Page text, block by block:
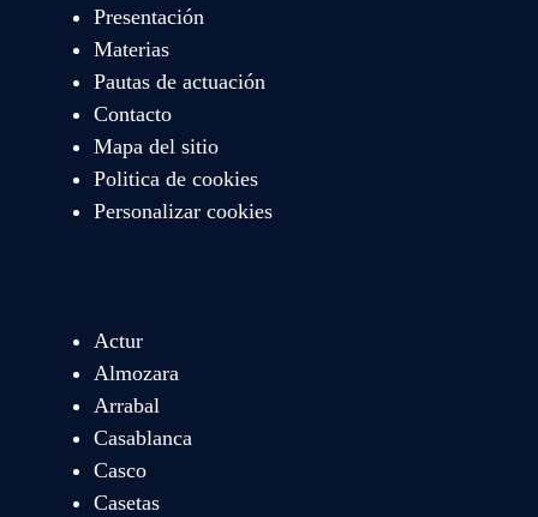
Presentación
Materias
Pautas de actuación
Contacto
Mapa del sitio
Politica de cookies
Personalizar cookies
Actur
Almozara
Arrabal
Casablanca
Casco
Casetas